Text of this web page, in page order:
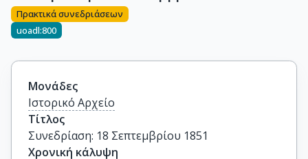
Πρακτικά συνεδριάσεων
uoadl:800
Μονάδες
Ιστορικό Αρχείο
Τίτλος
Συνεδρίαση: 18 Σεπτεμβρίου 1851
Χρονική κάλυψη